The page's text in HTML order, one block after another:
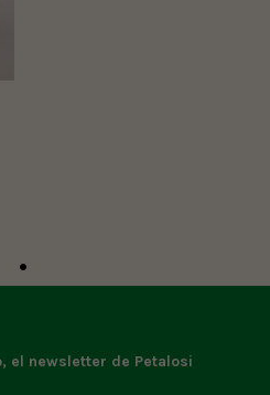
el newsletter de Petalosi